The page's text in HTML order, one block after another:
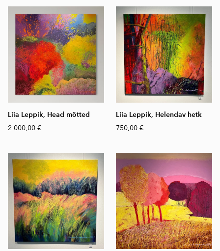
Liia Leppik, Head mõtted
2 000,00 €
Liia Leppik, Helendav hetk
750,00 €